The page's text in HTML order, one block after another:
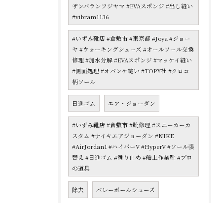
ザンバランフジヤマ #EVAスポンジ #出し縫い
#vibram1136
#いずみ靴店 #倉敷市 #東京都 #Joya #ジョー
ヤ #ウォーキングシューズ #オールソール交換
修理 #加水分解 #EVAスポンジ #マッケイ縫い
#側面処理 #オパンケ縫い #TOPY社 #クロコ
柄ソール
日進ゴム エア・ジョーダン
#いずみ靴店 #倉敷市 #靴修理 #スニーカーカ
スタム #ナイキエアジョーダン #NIKE
#AirJordan1 #ハイパーV #HyperV #ソール張
替え #日進ゴム #滑り止め #船上作業靴 #プロ
の道具
除去 バレーボールシューズ